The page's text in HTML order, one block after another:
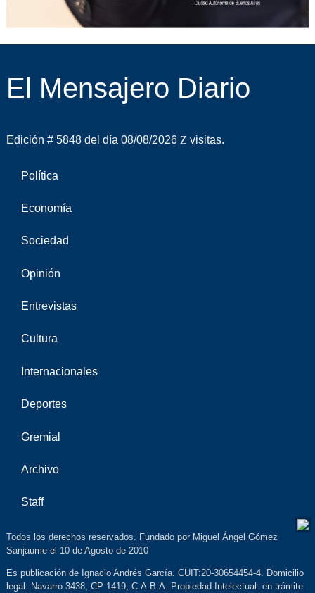
El Mensajero Diario
Edición # 5848 del día 08/08/2026 visitas.
Política
Economía
Sociedad
Opinión
Entrevistas
Cultura
Internacionales
Deportes
Gremial
Archivo
Staff
Todos los derechos reservados. Fundado por Miguel Ángel Gómez
Sanjaume el 10 de Agosto de 2010
Es publicación de Ignacio Andrés García. CUIT:20-30654454-4. Domicilio
legal: Navarro 3438, CP 1419, C.A.B.A. Propiedad Intelectual: en trámite.